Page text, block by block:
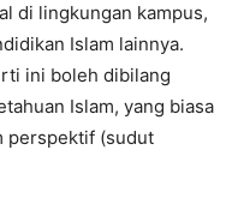
di lingkungan kampus,
Islam lainnya.
ini boleh dibilang
Islam, yang biasa
perspektif (sudut